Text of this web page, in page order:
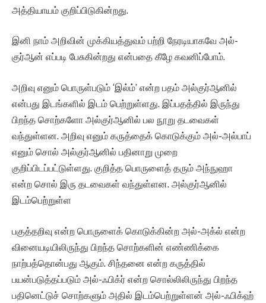
அத்தியாயம் குறிப்பிடுகின்றது.
இனி நாம் அறிவின் முக்கியத்துவம் பற்றி நேரடியாகவே அல்-
குர்ஆன் எப்படி பேசுகின்றது என்பதை கீழே கவனிப்போம்.
அறிவு எனும் பொருள்படும் ‘இல்ம்’ என்ற பதம் அல்குர்ஆனில்
என்பது இடங்களில் இடம் பெற்றுள்ளது. இப்பதத்தில் இருந்து
பிறந்த சொற்களோ அல்குர்ஆனில் பல நூறு தடவைகள்
வந்துள்ளன. அறிவு எனும் கருத்தைக் கொடுக்கும் அல்-அல்பாப்
எனும் சொல் அல்குர்ஆனில் பதினாறு முறை
குறிப்பிடப்பட்டுள்ளது. குறித்த பொருளைத் தரும் அந்நுஹா
என்ற சொல் இரு தடவைகள் வந்துள்ளன. அல்குர்ஆனில்
இடம்பெற்றுள்ள
பகுத்தறிவு என்ற பொருளைக் கொடுக்கின்ற அல்-அக்ல் என்ற
வினையடியிலிருந்து பிறந்த சொற்களின் எண்ணிக்கை
நாற்பத்தொன்பது ஆகும். சிந்தனை என்ற கருத்தில்
பயன்படுத்தப்படும் அல்-ஃபிக்ர் என்ற சொல்லிலிருந்து பிறந்த
பதினெட்டுச் சொற்களும் அதில் இடம்பெற்றுள்ளன் அல்-ஃபிக்ஹ்